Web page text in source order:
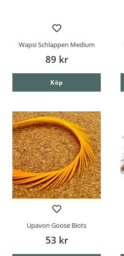
Wapsi Schlappen Medium
89 kr
Köp
Upavon Goose Biots
53 kr